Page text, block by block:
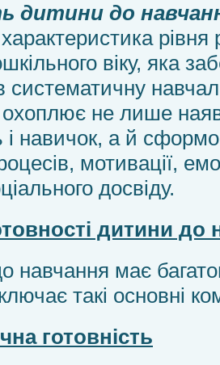
дитини до
рівня
віку, яка
не лише
і навичок, а й
мотивації,
досвіду.
дитини до
навчання має
такі основні
готовність